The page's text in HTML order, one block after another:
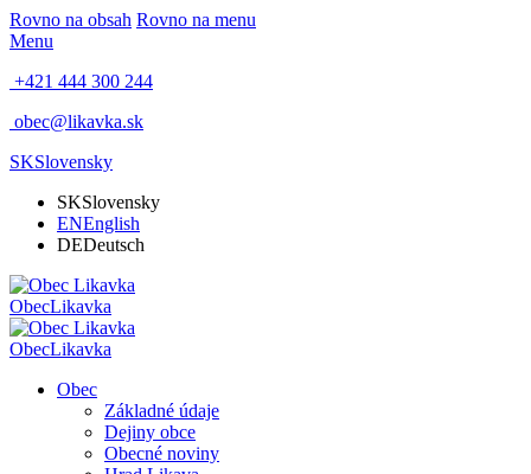
Rovno na obsah Rovno na menu
Menu
+421 444 300 244
obec@likavka.sk
SKSlovensky
SKSlovensky
ENEnglish
DEDeutsch
ObecLikavka
ObecLikavka
Obec
Základné údaje
Dejiny obce
Obecné noviny